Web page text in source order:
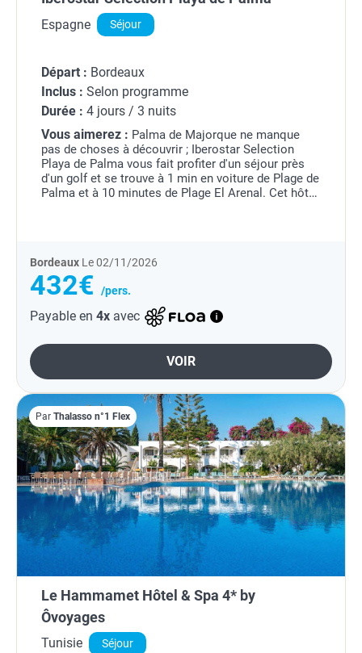
Espagne Séjour
Départ : Bordeaux
Inclus : Selon programme
Durée : 4 jours / 3 nuits
Vous aimerez : Palma de Majorque ne manque
pas de choses à découvrir ; Iberostar Selection
Playa de Palma vous fait profiter d'un séjour près
d'un golf et se trouve à 1 min en voiture de Plage de
Palma et à 10 minutes de Plage El Arenal. Cet hôtel
Bordeaux Le 02/11/2026
432€ /pers.
Payable en 4x avec
VOIR
Par Thalasso n°1 Flex
Le Hammamet Hôtel & Spa 4* by
Ôvoyages
Tunisie Séjour